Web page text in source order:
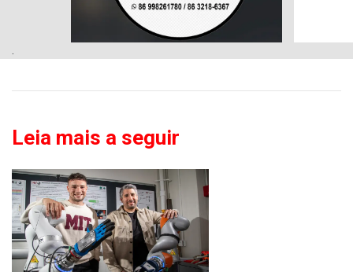
.
Leia mais a seguir